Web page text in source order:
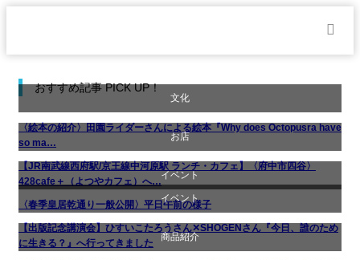
おすすめ記事 PICK UP！
文化
〈絵本の紹介〉田園ライダーさんによる絵本『Why does Octopusra have
so ma…
お店
商品紹介
料理
【JR南武線西府駅/京王線中河原駅 ランチ・カフェ】〈府中市四谷〉
428cafe＋（よつやカフェ）へ…
イベント
文化
〈春季皇居乾通り一般公開〉平日午前の様子
イベント
文化
【出版記念講演会】ひすいこたろうさん✕SHOGENさん『今日、誰のため
に生きる？』へ行ってきました
商品紹介